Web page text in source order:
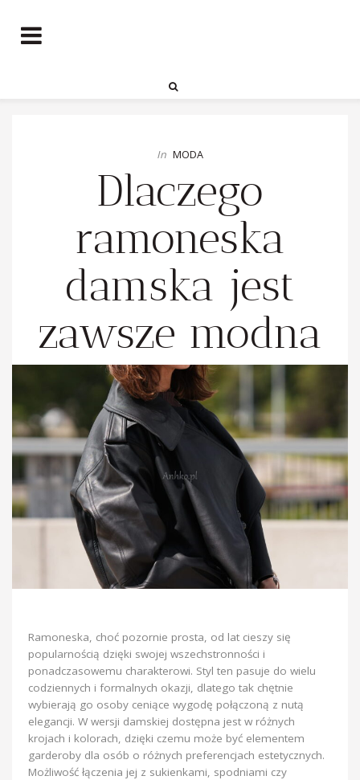
In MODA
Dlaczego
ramoneska
damska jest
zawsze modna
Ramoneska, choć pozornie prosta, od lat cieszy się
popularnością dzięki swojej wszechstronności i
ponadczasowemu charakterowi. Styl ten pasuje do wielu
codziennych i formalnych okazji, dlatego tak chętnie
wybierają go osoby ceniące wygodę połączoną z nutą
elegancji. W wersji damskiej dostępna jest w różnych
krojach i kolorach, dzięki czemu może być elementem
garderoby dla osób o różnych preferencjach estetycznych.
Możliwość łączenia jej z sukienkami, spodniami czy